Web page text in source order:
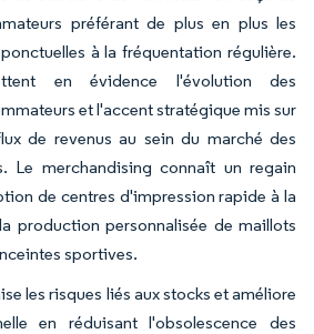
préférant de plus en plus les
à la fréquentation régulière.
en évidence l'évolution des
et l'accent stratégique mis sur
de revenus au sein du marché des
Le merchandising connaît un regain
de centres d'impression rapide à la
production personnalisée de maillots
sportives.
les risques liés aux stocks et améliore
en réduisant l'obsolescence des